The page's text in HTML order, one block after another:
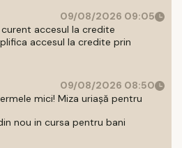
09/08/2026 09:05
accesul la credite
accesul la credite prin
09/08/2026 08:50
mici! Miza uriașă pentru
nou in cursa pentru bani